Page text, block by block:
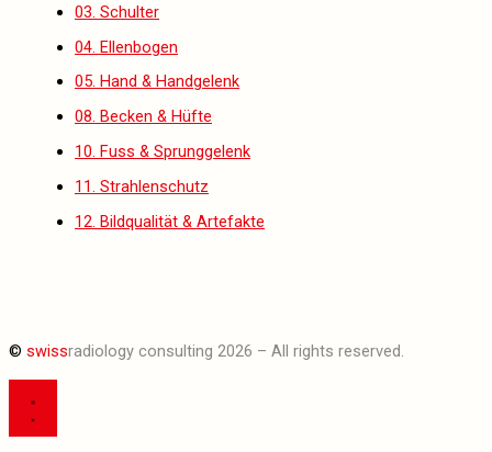
03. Schulter
04. Ellenbogen
05. Hand & Handgelenk
08. Becken & Hüfte
10. Fuss & Sprunggelenk
11. Strahlenschutz
12. Bildqualität & Artefakte
© swissradiology consulting 2026 – All rights reserved.